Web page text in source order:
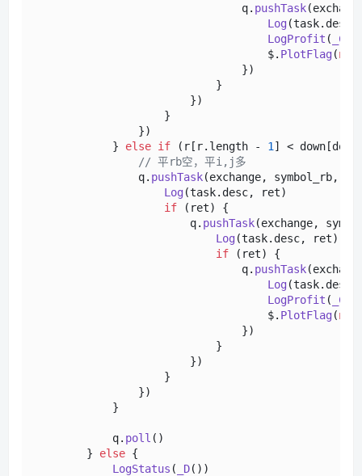
                                q.
pushTask
Log(task. desc
LogProfit ( _C
                                    $.
PlotFlag(new
                                })
                            }
                        })
                    }
                })
            }
else if (r[r. length - 1 ] <
// 平rb空，平i,j多
                q.
pushTask(exchange, symbol_rb,
Log(task. desc, ret)
if (ret) {
                        q.
pushTask(exchange,
Log(task. desc, ret)
if (ret) {
                                q.
pushTask
Log(task. desc
LogProfit ( _C
                                    $.
PlotFlag(new
                                })
                            }
                        })
                    }
                })
            }
            q.
poll ()
        }
else {
LogStatus ( _D())